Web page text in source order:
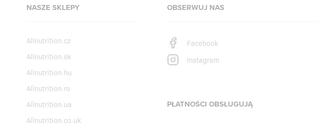
NASZE SKLEPY
Allnutrition.cz
Allnutrition.sk
Allnutrition.hu
Allnutrition.ro
Allnutrition.ua
Allnutrition.co.uk
OBSERWUJ NAS
Facebook
Instagram
PŁATNOŚCI OBSŁUGUJĄ